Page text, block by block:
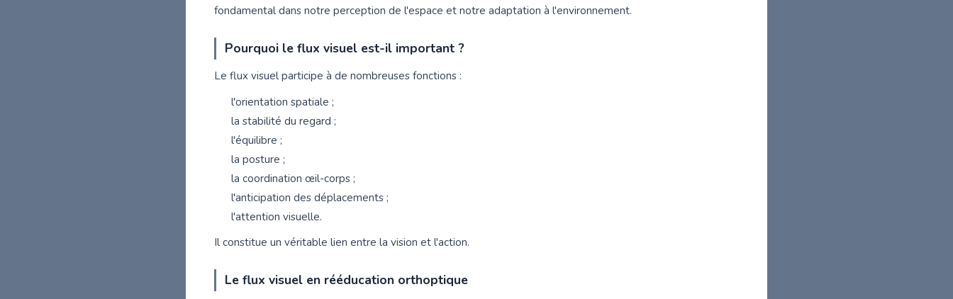
fondamental dans notre perception de l'espace et notre adaptation à l'environnement.
Pourquoi le flux visuel est-il important ?
Le flux visuel participe à de nombreuses fonctions :
l'orientation spatiale ;
la stabilité du regard ;
l'équilibre ;
la posture ;
la coordination œil-corps ;
l'anticipation des déplacements ;
l'attention visuelle.
Il constitue un véritable lien entre la vision et l'action.
Le flux visuel en rééducation orthoptique